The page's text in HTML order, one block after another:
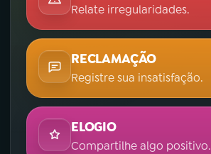
Relate irregularidades.
RECLAMAÇÃO
Registre sua insatisfação.
ELOGIO
Compartilhe algo positivo.